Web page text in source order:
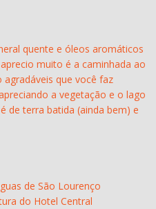
quente e óleos aromáticos
muito é a caminhada ao
que você faz
a vegetação e o lago
de terra batida (ainda bem) e
de São Lourenço
do Hotel Central